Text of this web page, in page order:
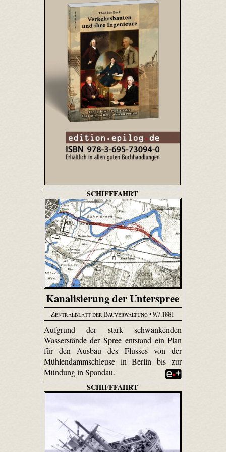
SCHIFFFAHRT
Kanalisierung der Unterspree
Zentralblatt der Bauverwaltung• 9.7.1881
Aufgrund der stark schwankenden
Wasserstände der Spree entstand ein Plan
für den Ausbau des Flusses von der
Mühlendammschleuse in Berlin bis zur
Mündung in Spandau.
SCHIFFFAHRT